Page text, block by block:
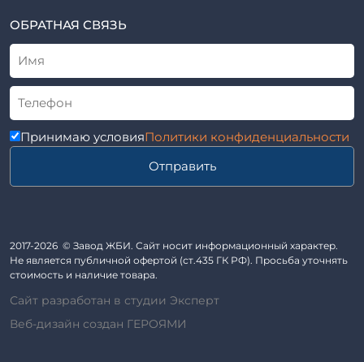
Трубы асбоцементные
Приставки железобетонные (пасынки) Серия 3.407-57 и
ГОСТ 14295-75
Лестничные марши
Автопавильоны
Анкера железобетонные
Балки железобетонные
Блоки железобетонные
Кабины санитарно-технические
Козырьки входов для общественных зданий
Колонны железобетонные
ТУ
Альбом
ОБРАТНАЯ СВЯЗЬ
Принимаю условияПолитики конфиденциальности
Отправить
2017-2026 © Завод ЖБИ. Сайт носит информационный характер.
Не является публичной офертой (ст.435 ГК РФ). Просьба уточнять
стоимость и наличие товара.
Сайт разработан в студии Эксперт
Веб-дизайн создан ГЕРОЯМИ